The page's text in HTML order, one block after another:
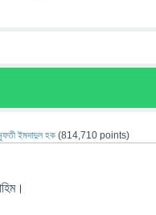
ইমদাদুল হক (814,710 points)